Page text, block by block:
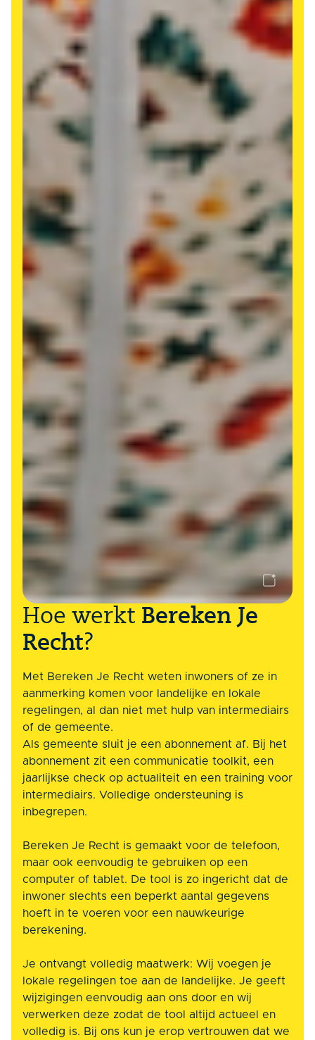
Hoe werkt Bereken Je
Recht?
Met Bereken Je Recht weten inwoners of ze in
aanmerking komen voor landelijke en lokale
regelingen, al dan niet met hulp van intermediairs
of de gemeente.
Als gemeente sluit je een abonnement af. Bij het
abonnement zit een communicatie toolkit, een
jaarlijkse check op actualiteit en een training voor
intermediairs. Volledige ondersteuning is
inbegrepen.
Bereken Je Recht is gemaakt voor de telefoon,
maar ook eenvoudig te gebruiken op een
computer of tablet. De tool is zo ingericht dat de
inwoner slechts een beperkt aantal gegevens
hoeft in te voeren voor een nauwkeurige
berekening.
Je ontvangt volledig maatwerk: Wij voegen je
lokale regelingen toe aan de landelijke. Je geeft
wijzigingen eenvoudig aan ons door en wij
verwerken deze zodat de tool altijd actueel en
volledig is. Bij ons kun je erop vertrouwen dat we